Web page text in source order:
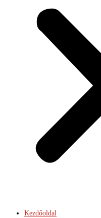
Kezdőoldal